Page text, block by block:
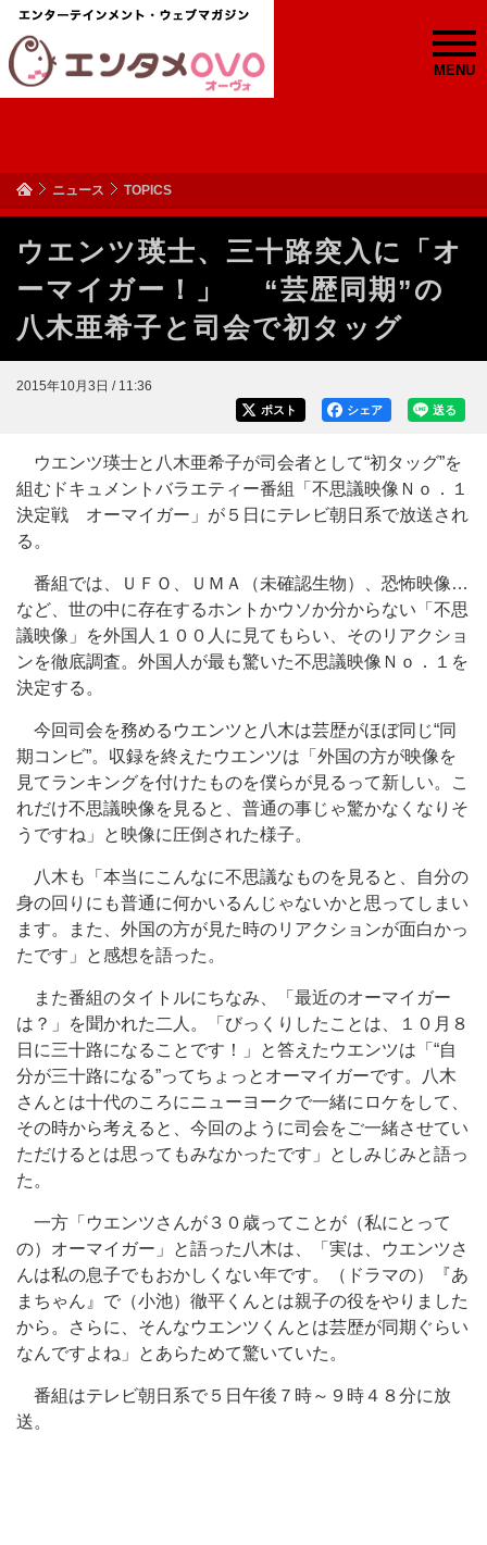
MENU
ニュース TOPICS
ウエンツ瑛士、三十路突入に「オ
ーマイガー！」 “芸歴同期”の
八木亜希子と司会で初タッグ
2015年10月3日 / 11:36
送る
シェア
ポスト
ウエンツ瑛士と八木亜希子が司会者として“初タッグ”を
組むドキュメントバラエティー番組「不思議映像Ｎｏ．１
決定戦 オーマイガー」が５日にテレビ朝日系で放送され
る。
番組では、ＵＦＯ、ＵＭＡ（未確認生物）、恐怖映像…
など、世の中に存在するホントかウソか分からない「不思
議映像」を外国人１００人に見てもらい、そのリアクショ
ンを徹底調査。外国人が最も驚いた不思議映像Ｎｏ．１を
決定する。
今回司会を務めるウエンツと八木は芸歴がほぼ同じ“同
期コンビ”。収録を終えたウエンツは「外国の方が映像を
見てランキングを付けたものを僕らが見るって新しい。こ
れだけ不思議映像を見ると、普通の事じゃ驚かなくなりそ
うですね」と映像に圧倒された様子。
八木も「本当にこんなに不思議なものを見ると、自分の
身の回りにも普通に何かいるんじゃないかと思ってしまい
ます。また、外国の方が見た時のリアクションが面白かっ
たです」と感想を語った。
また番組のタイトルにちなみ、「最近のオーマイガー
は？」を聞かれた二人。「びっくりしたことは、１０月８
日に三十路になることです！」と答えたウエンツは「“自
分が三十路になる”ってちょっとオーマイガーです。八木
さんとは十代のころにニューヨークで一緒にロケをして、
その時から考えると、今回のように司会をご一緒させてい
ただけるとは思ってもみなかったです」としみじみと語っ
た。
一方「ウエンツさんが３０歳ってことが（私にとって
の）オーマイガー」と語った八木は、「実は、ウエンツさ
んは私の息子でもおかしくない年です。（ドラマの）『あ
まちゃん』で（小池）徹平くんとは親子の役をやりました
から。さらに、そんなウエンツくんとは芸歴が同期ぐらい
なんですよね」とあらためて驚いていた。
番組はテレビ朝日系で５日午後７時～９時４８分に放
送。